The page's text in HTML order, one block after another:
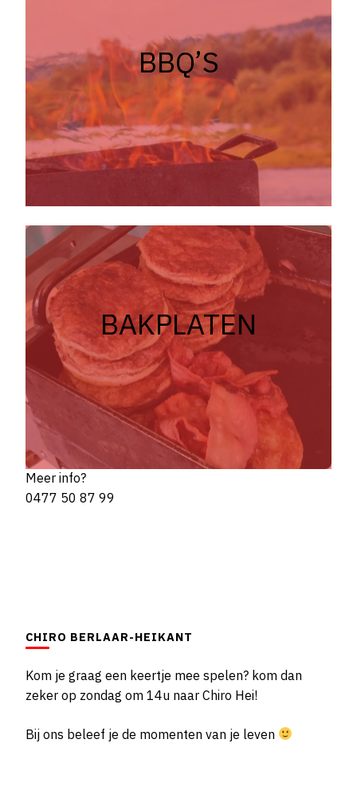
BBQ’S
BAKPLATEN
Meer info?
0477 50 87 99
CHIRO BERLAAR-HEIKANT
Kom je graag een keertje mee spelen? kom dan
zeker op zondag om 14u naar Chiro Hei!
Bij ons beleef je de momenten van je leven